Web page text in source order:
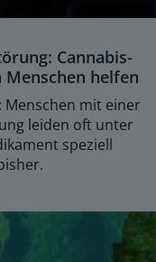
Cannabis-
helfen
Menschen mit einer
leiden oft unter
speziell